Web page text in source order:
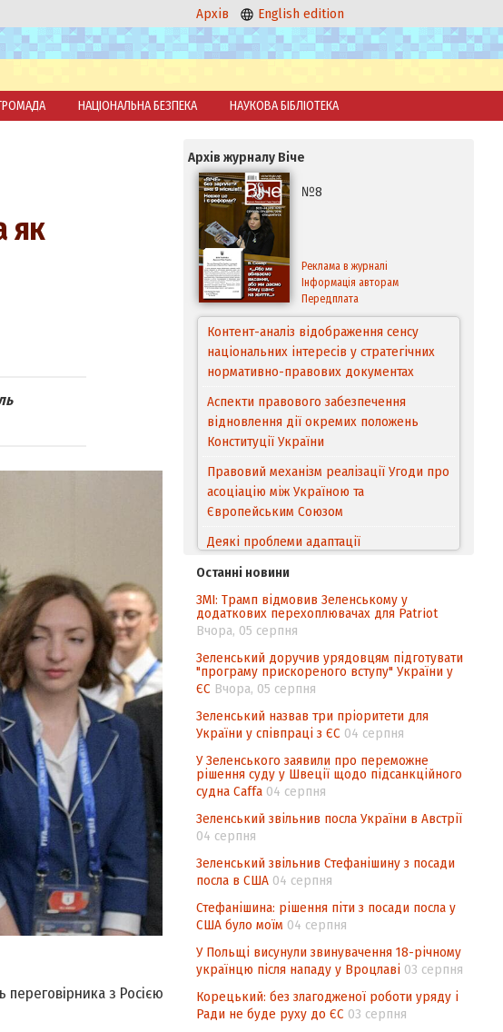
Архів English edition
НАЦІОНАЛЬНА БЕЗПЕКА НАУКОВА БІБЛІОТЕКА
як
з Росією
Архів журналу Віче
№8
Реклама в журналі
Інформація авторам
Передплата
Контент-аналіз відображення сенсу
національних інтересів у стратегічних
нормативно-правових документах
Аспекти правового забезпечення
відновлення дії окремих положень
Конституції України
Правовий механізм реалізації Угоди про
асоціацію між Україною та
Європейським Cоюзом
Деякі проблеми адаптації
походження товарів відповідно до
Угоди про торговельні аспекти прав
інтелектуальної власності (TRIPS) у
контексті євроінтеграції
Аналіз виборчого законодавства щодо
невизначеності механізму повторного
підрахунку голосів виборців
Інформаційна безпека суспільства
Останні новини
ЗМІ: Трамп відмовив Зеленському у
додаткових перехоплювачах для Patriot
Вчора, 05 серпня
Зеленський доручив урядовцям підготувати
"програму прискореного вступу" України у
ЄС Вчора, 05 серпня
Зеленський назвав три пріоритети для
України у співпраці з ЄС 04 серпня
У Зеленського заявили про переможне
рішення суду у Швеції щодо підсанкційного
судна Caffa 04 серпня
Зеленський звільнив посла України в Австрії
04 серпня
Зеленський звільнив Стефанішину з посади
посла в США 04 серпня
Стефанішина: рішення піти з посади посла у
США було моїм 04 серпня
У Польщі висунули звинувачення 18-річному
українцю після нападу у Вроцлаві 03 серпня
Корецький: без злагодженої роботи уряду і
Ради не буде руху до ЄС 03 серпня